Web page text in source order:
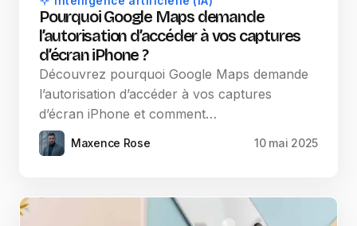
Pourquoi Google Maps demande
l’autorisation d’accéder à vos captures
d’écran iPhone ?
Découvrez pourquoi Google Maps demande
l’autorisation d’accéder à vos captures
d’écran iPhone et comment…
Maxence Rose 10 mai 2025